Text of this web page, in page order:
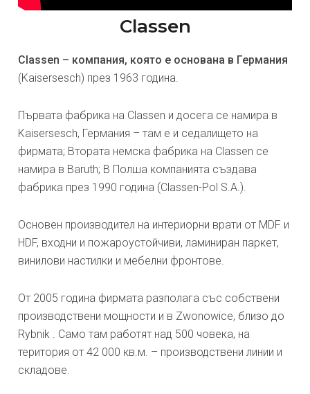
Classen
Classen – компания, която е основана в Германия
(Kaisersesch) през 1963 година.
Първата фабрика на Classen и досега се намира в
Kaisersesch, Германия – там е и седалището на
фирмата; Втората немска фабрика на Classen се
намира в Baruth; В Полша компанията създава
фабрика през 1990 година (Classen-Pol S.A.).
Основен производител на интериорни врати от MDF и
HDF, входни и пожароустойчиви, ламиниран паркет,
винилови настилки и мебелни фронтове.
От 2005 година фирмата разполага със собствени
производствени мощности и в Zwonowice, близо до
Rybnik . Само там работят над 500 човека, на
територия от 42 000 кв.м. – производствени линии и
складове.